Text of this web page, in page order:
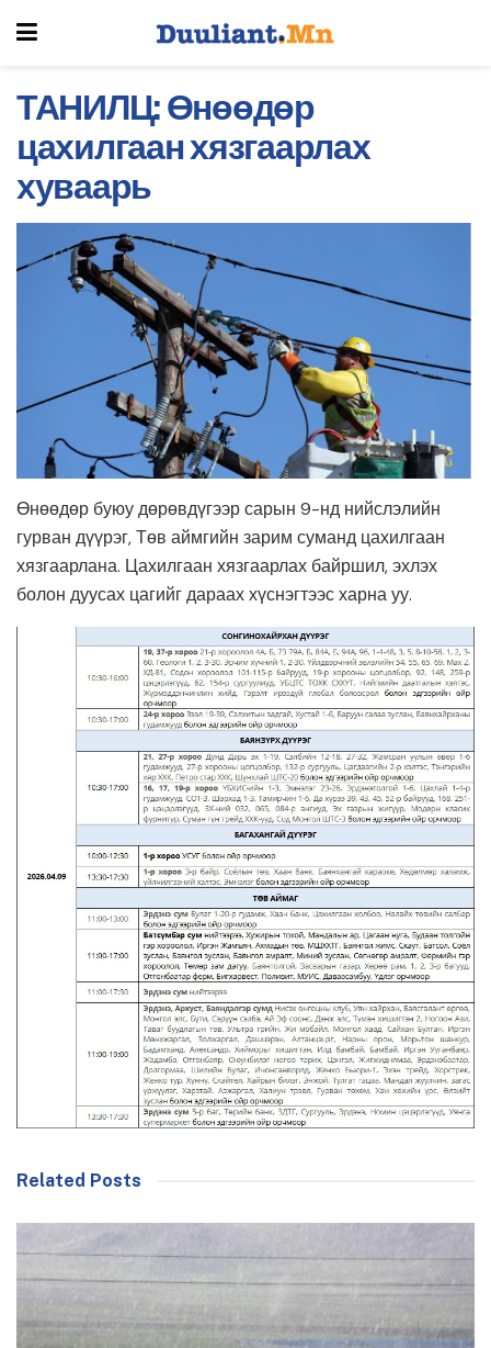
ТАНИЛЦ: Өнөөдөр
цахилгаан хязгаарлах
хуваарь
Өнөөдөр буюу дөрөвдүгээр сарын 9-нд нийслэлийн
гурван дүүрэг, Төв аймгийн зарим суманд цахилгаан
хязгаарлана. Цахилгаан хязгаарлах байршил, эхлэх
болон дуусах цагийг дараах хүснэгтээс харна уу.
Related Posts